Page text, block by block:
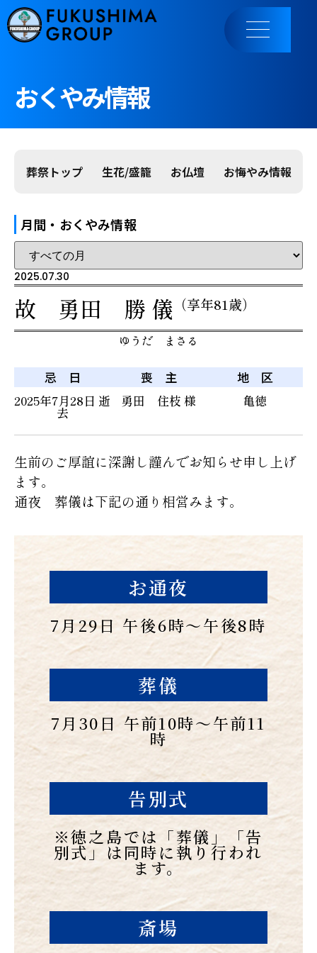
おくやみ情報
葬祭トップ 生花/盛籠 お仏壇 お悔やみ情報
月間・おくやみ情報
2025.07.30
故 勇田 勝 儀 （享年81歳）
ゆうだ まさる
忌 日
2025年7月28日 逝
去
喪 主
勇田 住枝 様
地 区
亀徳
生前のご厚誼に深謝し謹んでお知らせ申し上げ
ます。
通夜 葬儀は下記の通り相営みます。
お通夜
7月29日 午後6時〜午後8時
葬儀
7月30日 午前10時〜午前11
時
告別式
※徳之島では「葬儀」「告
別式」は同時に執り行われ
ます。
斎場